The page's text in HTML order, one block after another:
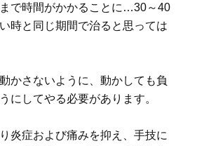
で時間がかかることに…30～40
時と同じ期間で治ると思っては
かさないように、動かしても負
にしてやる必要があります。
炎症および痛みを抑え、手技に